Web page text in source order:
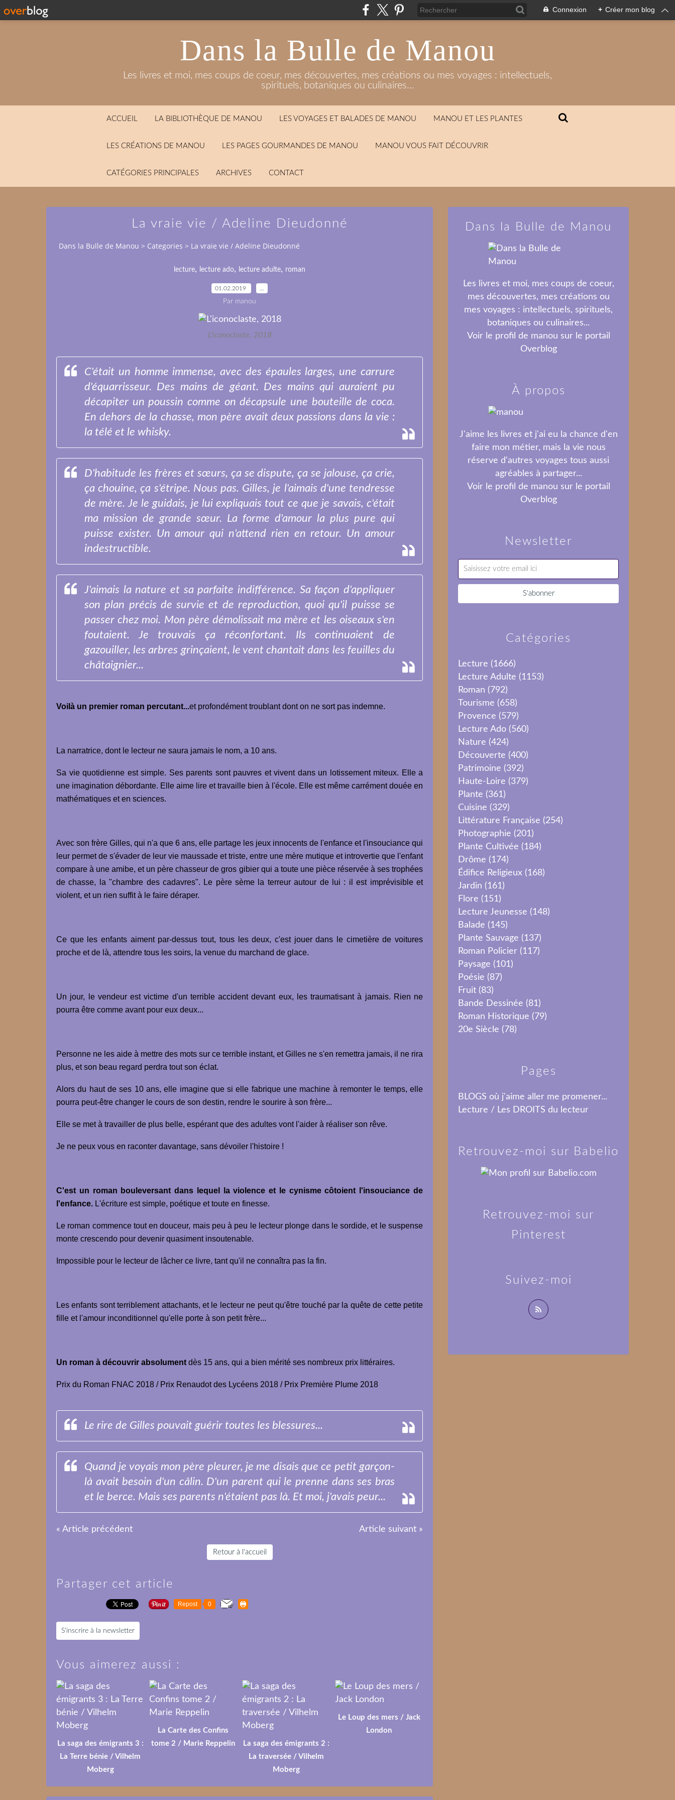
Connexion + Créer mon blog
Dans la Bulle de Manou
Les livres et moi, mes coups de coeur, mes découvertes, mes créations ou mes voyages : intellectuels,
spirituels, botaniques ou culinaires...
ACCUEIL LA BIBLIOTHÈQUE DE MANOU LES VOYAGES ET BALADES DE MANOU MANOU ET LES PLANTES
LES CRÉATIONS DE MANOU LES PAGES GOURMANDES DE MANOU MANOU VOUS FAIT DÉCOUVRIR
CATÉGORIES PRINCIPALES ARCHIVES CONTACT
La vraie vie / Adeline Dieudonné
Dans la Bulle de Manou > Categories > La vraie vie / Adeline Dieudonné
lecture, lecture ado, lecture adulte, roman
01.02.2019
Par manou
L'iconoclaste, 2018
C'était un homme immense, avec des épaules larges, une carrure
d'équarrisseur. Des mains de géant. Des mains qui auraient pu
décapiter un poussin comme on décapsule une bouteille de coca.
En dehors de la chasse, mon père avait deux passions dans la vie :
la télé et le whisky.
D'habitude les frères et sœurs, ça se dispute, ça se jalouse, ça crie,
ça chouine, ça s'étripe. Nous pas. Gilles, je l'aimais d'une tendresse
de mère. Je le guidais, je lui expliquais tout ce que je savais, c'était
ma mission de grande sœur. La forme d'amour la plus pure qui
puisse exister. Un amour qui n'attend rien en retour. Un amour
indestructible.
J'aimais la nature et sa parfaite indifférence. Sa façon d'appliquer
son plan précis de survie et de reproduction, quoi qu'il puisse se
passer chez moi. Mon père démolissait ma mère et les oiseaux s'en
foutaient. Je trouvais ça réconfortant. Ils continuaient de
gazouiller, les arbres grinçaient, le vent chantait dans les feuilles du
châtaignier...
Voilà un premier roman percutant...et profondément troublant dont on ne sort pas indemne.
La narratrice, dont le lecteur ne saura jamais le nom, a 10 ans.
Sa vie quotidienne est simple. Ses parents sont pauvres et vivent dans un lotissement miteux. Elle a
une imagination débordante. Elle aime lire et travaille bien à l'école. Elle est même carrément douée en
mathématiques et en sciences.
Avec son frère Gilles, qui n'a que 6 ans, elle partage les jeux innocents de l'enfance et l'insouciance qui
leur permet de s'évader de leur vie maussade et triste, entre une mère mutique et introvertie que l'enfant
compare à une amibe, et un père chasseur de gros gibier qui a toute une pièce réservée à ses trophées
de chasse, la "chambre des cadavres". Le père sème la terreur autour de lui : il est imprévisible et
violent, et un rien suffit à le faire déraper.
Ce que les enfants aiment par-dessus tout, tous les deux, c'est jouer dans le cimetière de voitures
proche et de là, attendre tous les soirs, la venue du marchand de glace.
Un jour, le vendeur est victime d'un terrible accident devant eux, les traumatisant à jamais. Rien ne
pourra être comme avant pour eux deux...
Personne ne les aide à mettre des mots sur ce terrible instant, et Gilles ne s'en remettra jamais, il ne rira
plus, et son beau regard perdra tout son éclat.
Alors du haut de ses 10 ans, elle imagine que si elle fabrique une machine à remonter le temps, elle
pourra peut-être changer le cours de son destin, rendre le sourire à son frère...
Elle se met à travailler de plus belle, espérant que des adultes vont l'aider à réaliser son rêve.
Je ne peux vous en raconter davantage, sans dévoiler l'histoire !
C'est un roman bouleversant dans lequel la violence et le cynisme côtoient l'insouciance de
l'enfance. L'écriture est simple, poétique et toute en finesse.
Le roman commence tout en douceur, mais peu à peu le lecteur plonge dans le sordide, et le suspense
monte crescendo pour devenir quasiment insoutenable.
Impossible pour le lecteur de lâcher ce livre, tant qu'il ne connaîtra pas la fin.
Les enfants sont terriblement attachants, et le lecteur ne peut qu'être touché par la quête de cette petite
fille et l'amour inconditionnel qu'elle porte à son petit frère...
Un roman à découvrir absolument dès 15 ans, qui a bien mérité ses nombreux prix littéraires.
Prix du Roman FNAC 2018 / Prix Renaudot des Lycéens 2018 / Prix Première Plume 2018
Le rire de Gilles pouvait guérir toutes les blessures...
Quand je voyais mon père pleurer, je me disais que ce petit garçon-
là avait besoin d'un câlin. D'un parent qui le prenne dans ses bras
et le berce. Mais ses parents n'étaient pas là. Et moi, j'avais peur...
« Article précédent Article suivant »
Retour à l'accueil
Partager cet article
Repost 0
S'inscrire à la newsletter
Vous aimerez aussi :
La saga des émigrants 3 :
La Terre bénie / Vilhelm
Moberg
La Carte des Confins
tome 2 / Marie Reppelin
La saga des émigrants 2 :
La traversée / Vilhelm
Moberg
Le Loup des mers / Jack
London
Newsletter
Catégories
Lecture (1666)
Lecture Adulte (1153)
Roman (792)
Tourisme (658)
Provence (579)
Lecture Ado (560)
Nature (424)
Découverte (400)
Patrimoine (392)
Haute-Loire (379)
Plante (361)
Cuisine (329)
Littérature Française (254)
Photographie (201)
Plante Cultivée (184)
Drôme (174)
Édifice Religieux (168)
Jardin (161)
Flore (151)
Lecture Jeunesse (148)
Balade (145)
Plante Sauvage (137)
Roman Policier (117)
Paysage (101)
Poésie (87)
Fruit (83)
Bande Dessinée (81)
Roman Historique (79)
20e Siècle (78)
Pages
BLOGS où j'aime aller me promener...
Lecture / Les DROITS du lecteur
Dans la Bulle de Manou
Les livres et moi, mes coups de coeur,
mes découvertes, mes créations ou
mes voyages : intellectuels, spirituels,
botaniques ou culinaires...
Voir le profil de manou sur le portail
Overblog
Suivez-moi
À propos
J'aime les livres et j'ai eu la chance d'en
faire mon métier, mais la vie nous
réserve d'autres voyages tous aussi
agréables à partager...
Voir le profil de manou sur le portail
Overblog
Retrouvez-moi sur Babelio
Retrouvez-moi sur
Pinterest